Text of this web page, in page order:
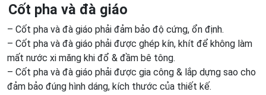
Cốt pha và đà giáo
– Cốt pha và đà giáo phải đảm bảo độ cứng, ổn định.
– Cốt pha và đà giáo phải được ghép kín, khít để không làm
mất nước xi măng khi đổ & đầm bê tông.
– Cốt pha và đà giáo phải được gia công & lắp dựng sao cho
đảm bảo đúng hình dáng, kích thước của thiết kế.